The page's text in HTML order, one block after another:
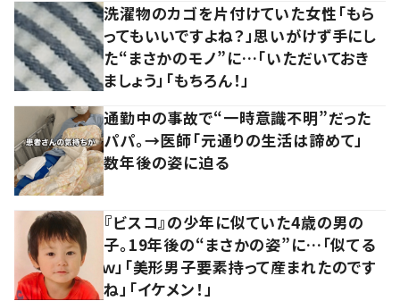
洗濯物のカゴを片付けていた女性「もら
ってもいいですよね？」思いがけず手にし
た“まさかのモノ”に…「いただいておき
ましょう」「もちろん！」
通勤中の事故で“一時意識不明”だった
パパ。→医師「元通りの生活は諦めて」
数年後の姿に迫る
『ビスコ』の少年に似ていた4歳の男の
子。19年後の“まさかの姿”に…「似てる
ｗ」「美形男子要素持って産まれたのです
ね」「イケメン！」